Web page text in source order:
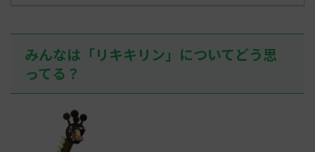
みんなは「リキキリン」についてどう思
ってる？